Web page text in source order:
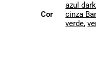
Cor
azul dark
cinza
verde,